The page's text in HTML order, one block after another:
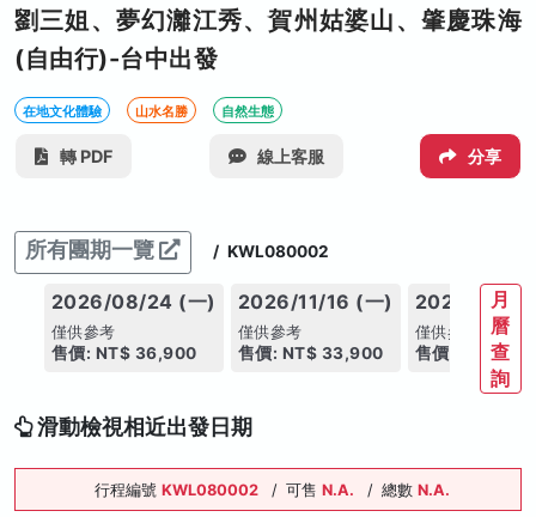
劉三姐、夢幻灕江秀、賀州姑婆山、肇慶珠海
(自由行)-台中出發
在地文化體驗 山水名勝 自然生態
轉 PDF 線上客服 分享
所有團期一覽 / KWL080002
2026/08/24 (一)
僅供參考
售價: NT$ 36,900
2026/11/16 (一)
僅供參考
售價: NT$ 33,900
2026/12/21
僅供參考
售價: NT$
月
曆
查
詢
滑動檢視相近出發日期
行程編號 KWL080002 / 可售 N.A. / 總數 N.A.